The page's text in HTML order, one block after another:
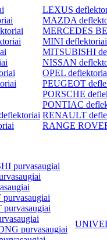
LEXUS
MAZDA
MERCEDES
MINI deflektoriai
MITSUBISHI
NISSAN
OPEL
PEUGEOT
PORSCHE
PONTIAC
RENAULT
RANGE
purvasaugiai
purvasaugiai